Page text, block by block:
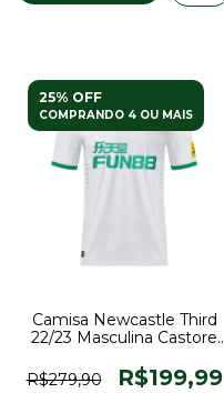
25% OFF
COMPRANDO 4 OU MAIS
Camisa Newcastle Third
22/23 Masculina Castore
R$279,90
R$199,99